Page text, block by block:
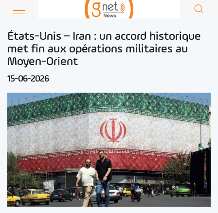
États-Unis – Iran : un accord historique
met fin aux opérations militaires au
Moyen-Orient
15-06-2026